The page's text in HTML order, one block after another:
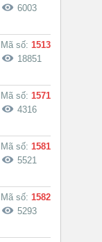
6003
Mã số: 1513
18851
Mã số: 1571
4316
Mã số: 1581
5521
Mã số: 1582
5293